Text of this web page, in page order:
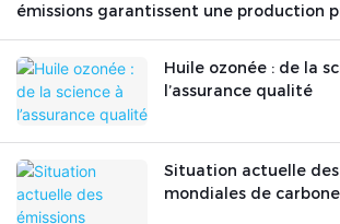
émissions garantissent une production
Huile ozonée : de la
l’assurance qualité
Situation actuelle des
mondiales de